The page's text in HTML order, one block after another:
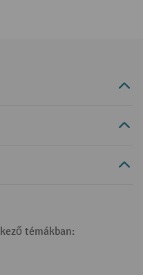
témákban: